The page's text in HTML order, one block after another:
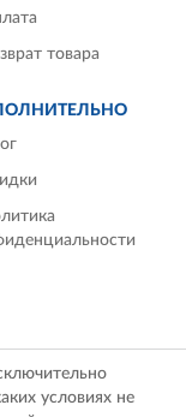
товара
условиях не